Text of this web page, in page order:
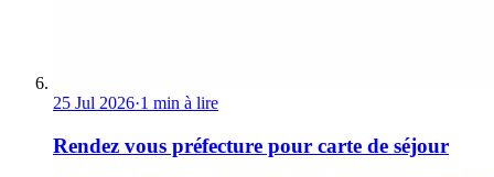
25 Jul 2026·1 min à lire
Rendez vous préfecture pour carte de séjour